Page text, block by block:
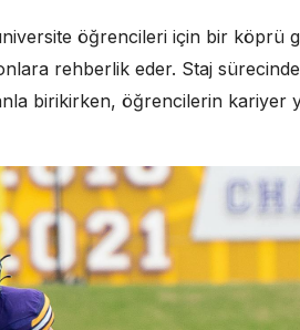
öğrencileri için bir köprü
rehberlik eder. Staj
birikirken, öğrencilerin kariyer